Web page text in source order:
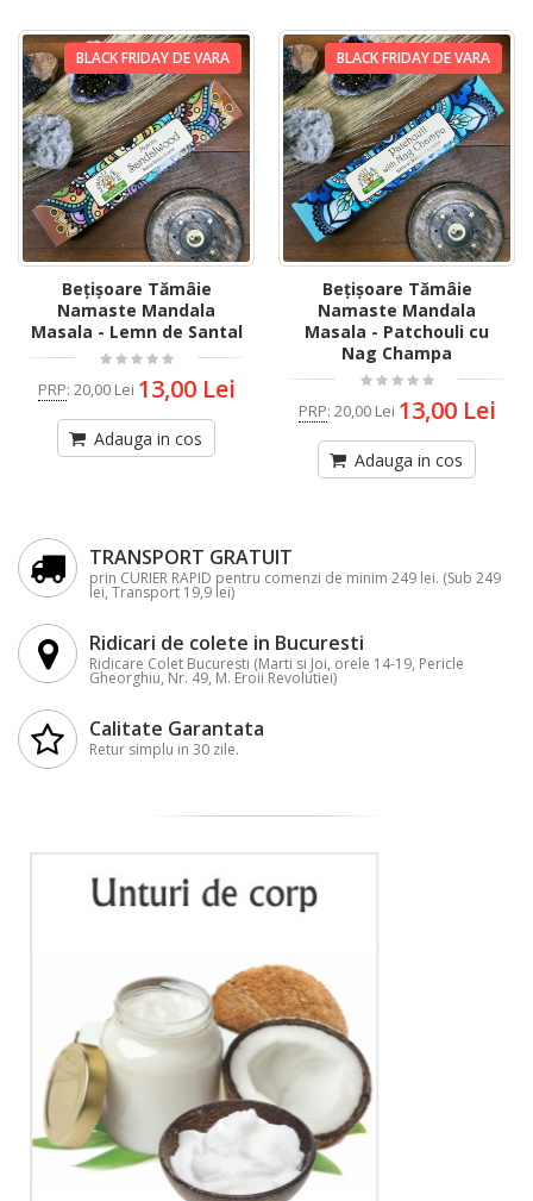
BLACK FRIDAY DE VARA
Bețișoare Tămâie
Namaste Mandala
Masala - Lemn de Santal
PRP: 20,00 Lei 13,00 Lei
Adauga in cos
BLACK FRIDAY DE VARA
Bețișoare Tămâie
Namaste Mandala
Masala - Patchouli cu
Nag Champa
PRP: 20,00 Lei 13,00 Lei
Adauga in cos
TRANSPORT GRATUIT
prin CURIER RAPID pentru comenzi de minim 249 lei. (Sub 249
lei, Transport 19,9 lei)
Ridicari de colete in Bucuresti
Ridicare Colet Bucuresti (Marti si Joi, orele 14-19, Pericle
Gheorghiu, Nr. 49, M. Eroii Revolutiei)
Calitate Garantata
Retur simplu in 30 zile.